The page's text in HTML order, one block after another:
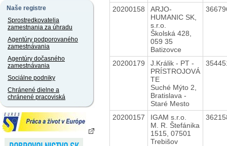
Naše registre
Sprostredkovatelia
zamestnania za úhradu
Agentúry podporovaného
zamestnávania
Agentúry dočasného
zamestnávania
Sociálne podniky
Chránené dielne a
chránené pracoviská
20200158
ARJO-
HUMANIC SK,
s.r.o.
Školská 428,
059 35
Batizovce
20200179
J.Králik - PT -
PRÍSTROJOVÁ
TE
Suché Mýto 2,
Bratislava -
Staré Mesto
20200157
IGAM s.r.o.
M. R. Štefánika
1515, 07501
Trebišov